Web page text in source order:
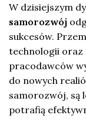
W dzisiejszym
samorozwój
sukcesów.
technologii oraz
pracodawców
do nowych
samorozwój, są
potrafią